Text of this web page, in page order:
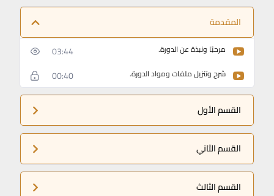
المقدمة
مرحبًا ونبذة عن الدورة. 03:44
شرح وتنزيل ملفات ومواد الدورة. 00:40
القسم الأول
القسم الثاني
القسم الثالث